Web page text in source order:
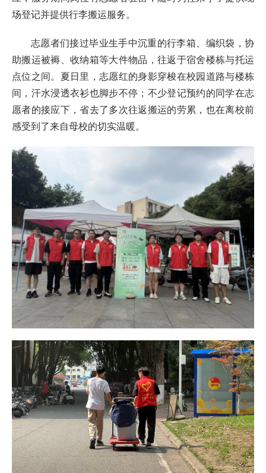
场登记并提供行李搬运服务。
志愿者们接过毕业生手中沉重的行李箱、编织袋，协
助搬运被褥、收纳箱等大件物品，往返于宿舍楼栋与托运
点位之间。夏日里，志愿红的身影穿梭在校园道路与楼栋
间，汗水浸透衣衫也脚步不停；不少登记预约的同学在志
愿者的接应下，省去了多次往返搬运的劳累，也在离校前
感受到了来自母校的切实温暖。